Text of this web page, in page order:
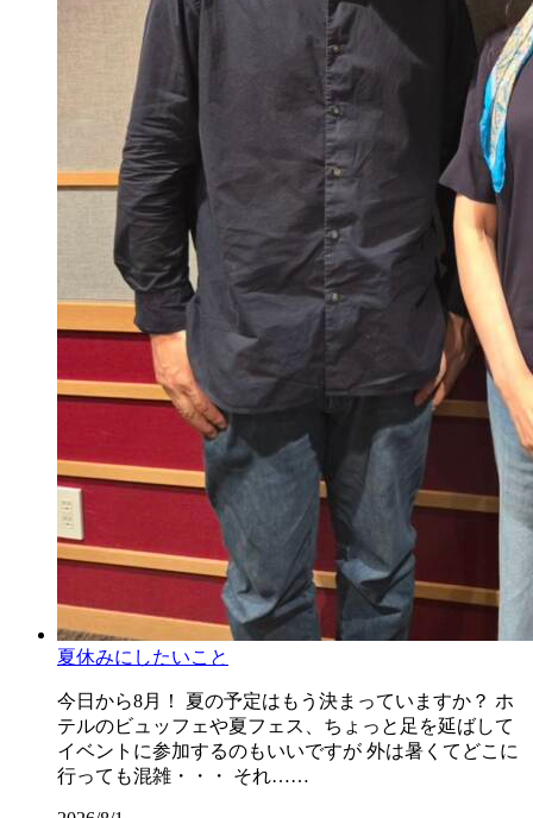
夏休みにしたいこと
今日から8月！ 夏の予定はもう決まっていますか？ ホ
テルのビュッフェや夏フェス、ちょっと足を延ばして
イベントに参加するのもいいですが 外は暑くてどこに
行っても混雑・・・ それ……